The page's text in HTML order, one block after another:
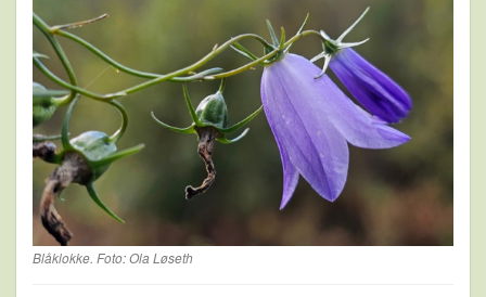
Blåklokke. Foto: Ola Løseth